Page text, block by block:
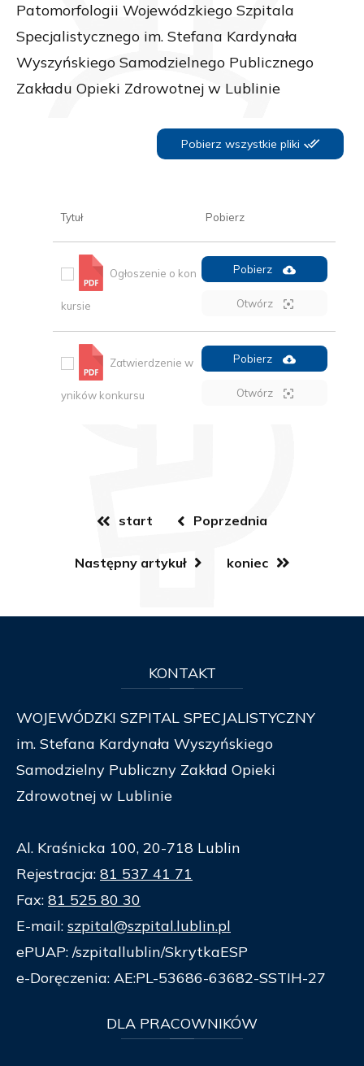
Patomorfologii Wojewódzkiego Szpitala
Specjalistycznego im. Stefana Kardynała
Wyszyńskiego Samodzielnego Publicznego
Zakładu Opieki Zdrowotnej w Lublinie
Pobierz wszystkie pliki
Tytuł Pobierz
Ogłoszenie o kon
kursie
Pobierz
Otwórz
Zatwierdzenie w
yników konkursu
Pobierz
Otwórz
start Poprzednia
Następny artykuł koniec
KONTAKT
WOJEWÓDZKI SZPITAL SPECJALISTYCZNY
im. Stefana Kardynała Wyszyńskiego
Samodzielny Publiczny Zakład Opieki
Zdrowotnej w Lublinie
Al. Kraśnicka 100, 20-718 Lublin
Rejestracja: 81 537 41 71
Fax: 81 525 80 30
E-mail: szpital@szpital.lublin.pl
ePUAP: /szpitallublin/SkrytkaESP
e-Doręczenia: AE:PL-53686-63682-SSTIH-27
DLA PRACOWNIKÓW